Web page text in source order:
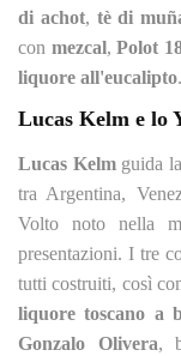
di achot, tè di
con mezcal,Polot
liquore all'eucalipto
Lucas Kelm e lo
Lucas Kelm guida la
tra Argentina,
Volto noto nella
presentazioni. I tre
tutti costruiti, così
liquore toscano a
Gonzalo Olivera,